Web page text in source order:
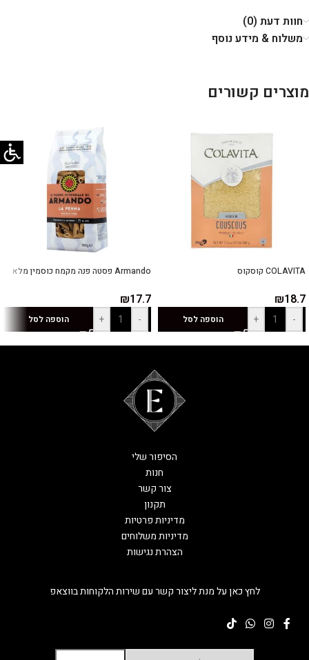
חוות דעת (0)
משלוח & מידע נוסף
מוצרים קשורים
COLAVITA קוסקוס
₪18.7
-
+ הוספה לסל
Armando פסטה פנה מקמח כוסמין מלא
₪17.7
-
+ הוספה לסל
לחץ כאן על מנת ליצור קשר עם שירות הלקוחות בווצאפ
הסיפור שלי
חנות
צור קשר
תקנון
מדיניות פרטיות
מדיניות משלוחים
הצהרת נגישות